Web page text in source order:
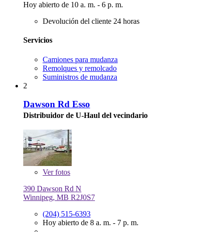
Hoy abierto de 10 a. m. - 6 p. m.
Devolución del cliente 24 horas
Servicios
Camiones para mudanza
Remolques y remolcado
Suministros de mudanza
2
Dawson Rd Esso
Distribuidor de U-Haul del vecindario
Verfotos
390 Dawson Rd N
Winnipeg, MB R2J0S7
(204) 515-6393
Hoy abierto de 8 a. m. - 7 p. m.